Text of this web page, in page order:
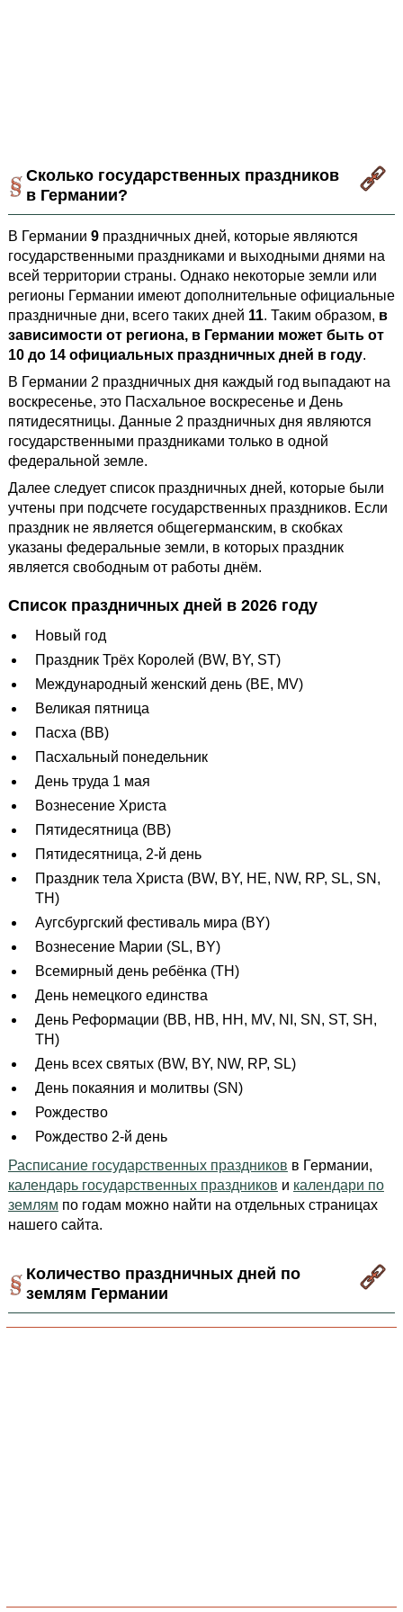
Сколько государственных праздников
в Германии?
В Германии 9праздничных дней, которые являются
государственными праздниками и выходными днями на
всей территории страны. Однако некоторые земли или
регионы Германии имеют дополнительные официальные
праздничные дни, всего таких дней 11. Таким образом, в
зависимости от региона, в Германии может быть от
10 до 14 официальных праздничных дней в году.
В Германии 2 праздничных дня каждый год выпадают на
воскресенье, это Пасхальное воскресенье и День
пятидесятницы. Данные 2 праздничных дня являются
государственными праздниками только в одной
федеральной земле.
Далее следует список праздничных дней, которые были
учтены при подсчете государственных праздников. Если
праздник не является общегерманским, в скобках
указаны федеральные земли, в которых праздник
является свободным от работы днём.
Список праздничных дней в 2026 году
Новый год
Праздник Трёх Королей (BW, BY, ST)
Международный женский день (BE, MV)
Великая пятница
Пасха (BB)
Пасхальный понедельник
День труда 1 мая
Вознесение Христа
Пятидесятница (BB)
Пятидесятница, 2-й день
Праздник тела Христа (BW, BY, HE, NW, RP, SL, SN,
TH)
Аугсбургский фестиваль мира (BY)
Вознесение Марии (SL, BY)
Всемирный день ребёнка (TH)
День немецкого единства
День Реформации (BB, HB, HH, MV, NI, SN, ST, SH,
TH)
День всех святых (BW, BY, NW, RP, SL)
День покаяния и молитвы (SN)
Рождество
Рождество 2-й день
Расписание государственных праздников в Германии,
календарь государственных праздников и календари по
землям по годам можно найти на отдельных страницах
нашего сайта.
Количество праздничных дней по
землям Германии